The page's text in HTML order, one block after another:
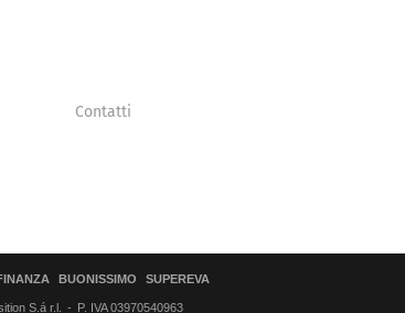
Contatti
BUONISSIMO SUPEREVA
S.á r.l. P. IVA 03970540963